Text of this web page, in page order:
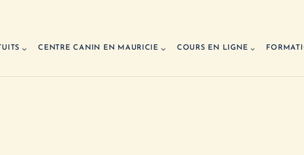
CENTRE CANIN EN MAURICIE COURS EN LIGNE